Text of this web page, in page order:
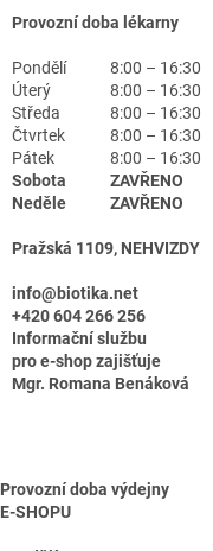
Provozní doba lékarny
Pondělí
8:00 – 16:30
Úterý
8:00 – 16:30
Středa
8:00 – 16:30
Čtvrtek
8:00 – 16:30
Pátek
8:00 – 16:30
Sobota
ZAVŘENO
Neděle
ZAVŘENO
Pražská 1109, NEHVIZDY
info@biotika.net
+420 604 266 256
Informační službu
pro e-shop zajišťuje
Mgr. Romana Benáková
Provozní doba výdejny
E-SHOPU